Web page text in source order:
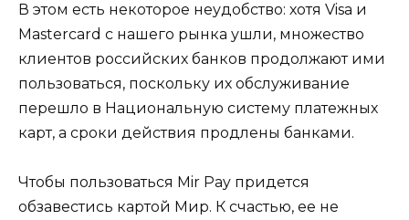
В этом есть некоторое неудобство: хотя Visa и
Mastercard с нашего рынка ушли, множество
клиентов российских банков продолжают ими
пользоваться, поскольку их обслуживание
перешло в Национальную систему платежных
карт, а сроки действия продлены банками.
Чтобы пользоваться Mir Pay придется
обзавестись картой Мир. К счастью, ее не